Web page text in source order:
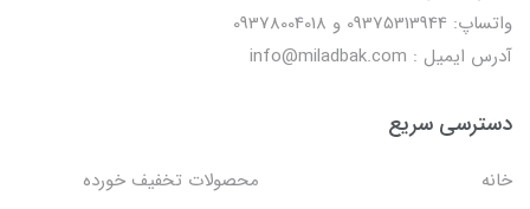
واتساپ: 09375313944 و 09378004018
آدرس ایمیل : info@miladbak.com
دسترسی سریع
خانه محصولات تخفیف خورده